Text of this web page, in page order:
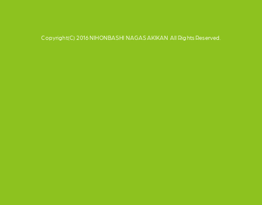
Copyright(C) 2016 NIHONBASHI NAGASAKIKAN All Rights Reserved.